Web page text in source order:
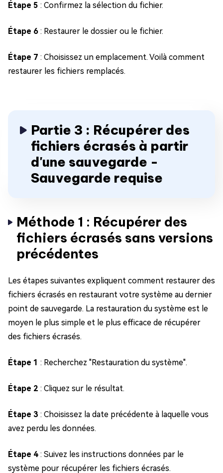
Étape 5 : Confirmez la sélection du fichier.
Étape 6 : Restaurer le dossier ou le fichier.
Étape 7 : Choisissez un emplacement. Voilà comment
restaurer les fichiers remplacés.
Partie 3 : Récupérer des
fichiers écrasés à partir
d'une sauvegarde -
Sauvegarde requise
Méthode 1 : Récupérer des
fichiers écrasés sans versions
précédentes
Les étapes suivantes expliquent comment restaurer des
fichiers écrasés en restaurant votre système au dernier
point de sauvegarde. La restauration du système est le
moyen le plus simple et le plus efficace de récupérer
des fichiers écrasés.
Étape 1 : Recherchez "Restauration du système".
Étape 2 : Cliquez sur le résultat.
Étape 3 : Choisissez la date précédente à laquelle vous
avez perdu les données.
Étape 4 : Suivez les instructions données par le
système pour récupérer les fichiers écrasés.